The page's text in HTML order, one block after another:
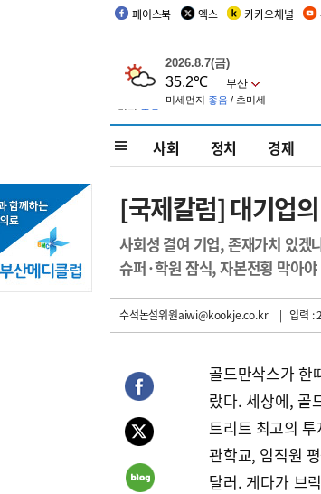
페이스북 엑스 카카오채널
사회 정치 경제
[국제칼럼] 대기업
사회성 결여 기업, 존재가치 있겠
슈퍼·학원 잠식, 자본전횡 막아야
수석논설위원aiwi@kookje.co.kr | 입력 :
골드만삭스가 한
랐다. 세상에, 골
트리트 최고의
관학교, 임직원
달러. 게다가 브